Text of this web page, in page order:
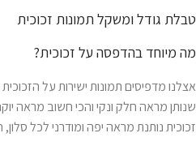
טבלת גודל ומשקל תמונות זכוכית
מה מיוחד בהדפסה על זכוכית?
אצלנו מדפיסים תמונות ישירות על
שנותן מראה חלק ונקי והכי חשוב מראה
זכוכית נותנת מראה יפה ומודרני לכל